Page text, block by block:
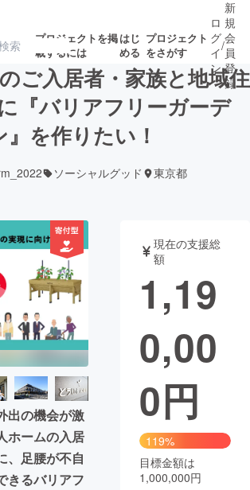
プロジェクトを掲
載するには
はじ
める
プロジェクト
をさがす
注目の新着プロ
ジェクト
募集終了が近いプ
ロジー・ガジェット
映画 書籍・雑誌
ス・起業 チャレンジ
くり・地域活性化
for Social Good
CAMPFIRE Creation
ふるさと納税machi-ya コミュニティ
ロ
グ
イ
ン
/
新
規
会
員
登
録
ご入居者・家族と地域住
『バリアフリーガーデ
』を作りたい！
ソーシャルグッド 東京都
出の機会が激
ホームの入居
、足腰が不自
きるバリアフ
現在の支援総
額
1,19
0,00
0円
119%
目標金額は
1,000,000円